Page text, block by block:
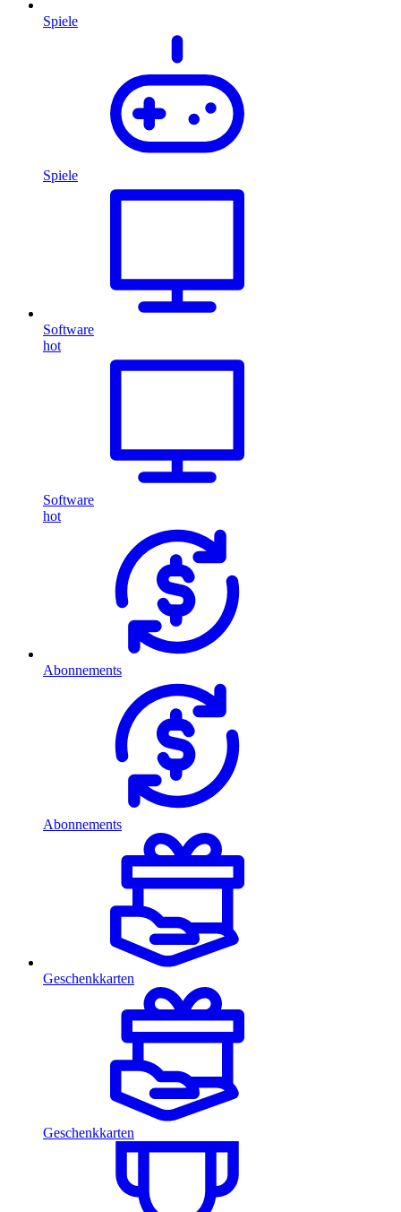
Spiele
Spiele
Software
hot
Software
hot
Abonnements
Abonnements
Geschenkkarten
Geschenkkarten